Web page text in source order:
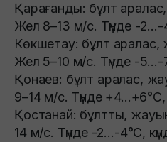
Қарағанды: бұлт
Жел 8–13 м/с. Түнде -2...-
Көкшетау: бұлт
Жел 5–10 м/с. Түнде -5...-
Қонаев: бұлт аралас,
9–14 м/с. Түнде +4...+6°C,
Қостанай: бұлтты,
14 м/с. Түнде -2...-4°C,